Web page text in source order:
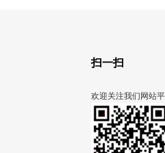
扫一扫
欢迎关注我们网站